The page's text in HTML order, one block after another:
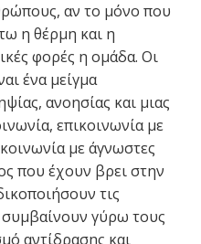
αν το μόνο που
η θέρμη και η
φορές η ομάδα. Οι
ένα μείγμα
ανοησίας και μιας
επικοινωνία με
με άγνωστες
που έχουν βρει στην
τις
συμβαίνουν γύρω τους
αντίδρασης και